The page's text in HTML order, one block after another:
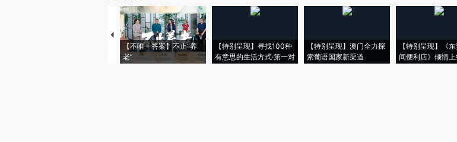
【不唯一答案】不止“养
老”
【特别呈现】寻找100种
有意思的生活方式·第一对
【特别呈现】澳门全力探
索葡语国家新渠道
【特别呈现】《
间便利店》倾情